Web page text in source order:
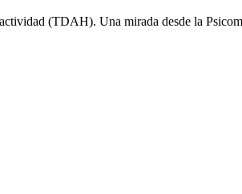
(TDAH). Una mirada desde la